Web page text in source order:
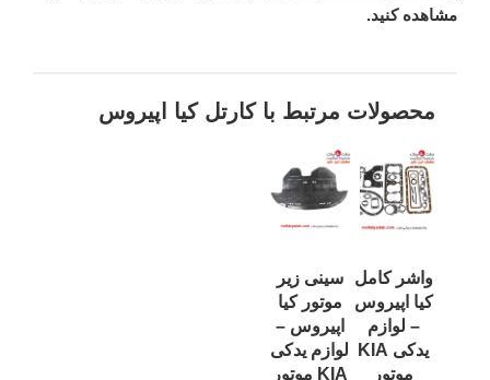
مشاهده کنید.
محصولات مرتبط با کارتل کیا اپیروس
واشر کامل
کیا اپیروس
– لوازم
یدکی KIA
موتور
سینی زیر
موتور کیا
اپیروس –
لوازم یدکی
KIA موتور